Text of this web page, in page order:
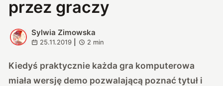
przez graczy
S
Sylwia Zimowska
25.11.2019 2 min
Kiedyś praktycznie każda gra komputerowa
miała wersję demo pozwalającą poznać tytuł i